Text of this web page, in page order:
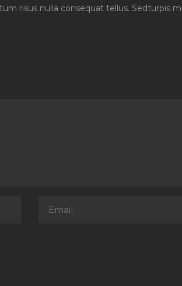
risus nulla consequat tellus. Sedturpis